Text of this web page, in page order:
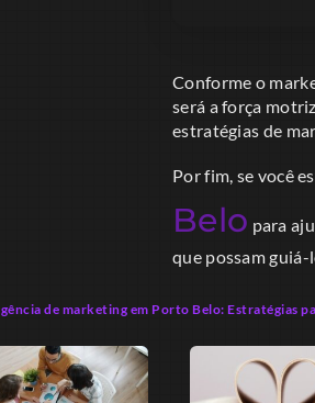
Conforme o
será a força
estratégias de
Por fim, se você
Belo para
que possam
de marketing em Porto Belo: Estratégias